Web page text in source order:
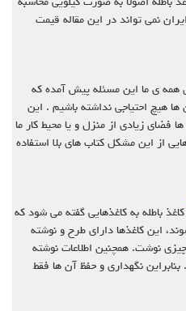
نمی تواند در این مقاله قیمت
همه ی ما این مسئله پیش آمده که
هیچ احتیاجی نداشته باشیم . این
فضای زیادی از منزل و یا محیط کار ما
از این مشکل کتاب های بلا استفاده
باطله به کاغذهایی گفته می شود که
این کاغذها دارای طرح و نوشته
نوشت. همچنین اطلاعات نوشته
نگهداری و حفظ آن ها فقط